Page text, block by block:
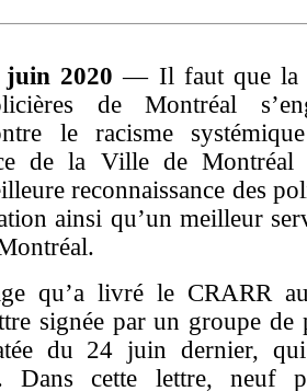
juin 2020— Il faut que la
de Montréal
le racisme
de la Ville de Montréal
reconnaissance des
ainsi qu’un meilleur
qu’a livré le CRARR
signée par un groupe de
du 24 juin dernier,
Dans cette lettre, neuf